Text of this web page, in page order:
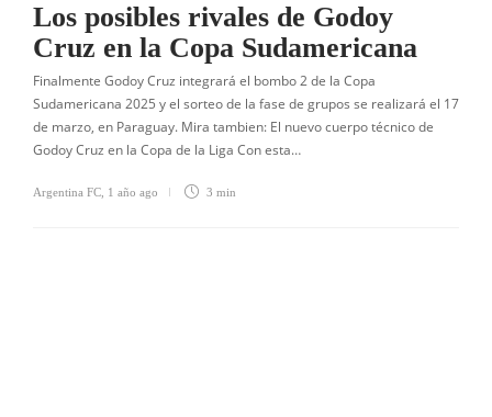
Los posibles rivales de Godoy
Cruz en la Copa Sudamericana
Finalmente Godoy Cruz integrará el bombo 2 de la Copa
Sudamericana 2025 y el sorteo de la fase de grupos se realizará el 17
de marzo, en Paraguay. Mira tambien: El nuevo cuerpo técnico de
Godoy Cruz en la Copa de la Liga Con esta…
Argentina FC 1 año ago 3 min